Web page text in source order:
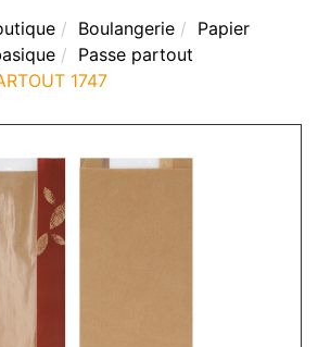
Boulangerie
Papier
Passe partout
1747